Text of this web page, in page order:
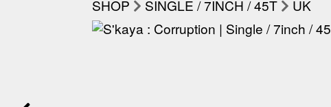
SHOP SINGLE / 7INCH / 45T UK